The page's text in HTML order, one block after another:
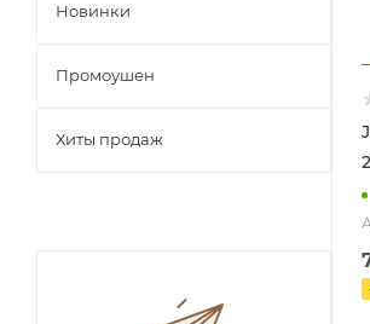
Новинки
Промоушен
Хиты продаж